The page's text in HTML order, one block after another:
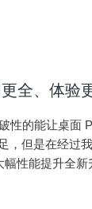
全、体验
性的能让桌面
，但是在经过
性能提升全